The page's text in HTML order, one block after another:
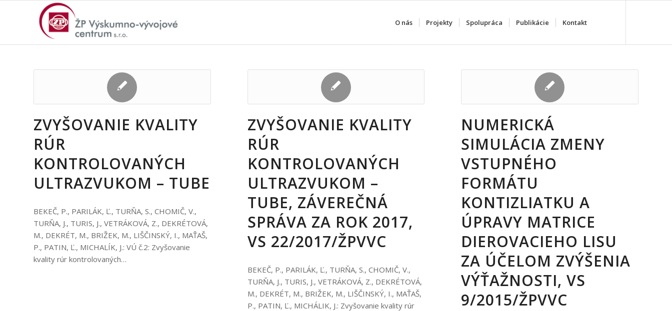
O nás Projekty Spolupráca Publikácie Kontakt
ZVYŠOVANIE KVALITY
RÚR
KONTROLOVANÝCH
ULTRAZVUKOM – TUBE
BEKEČ, P., PARILÁK, Ľ., TURŇA, S., CHOMIČ, V.,
TURŇA, J., TURIS, J., VETRÁKOVÁ, Z., DEKRÉTOVÁ,
M., DEKRÉT, M., BRIŽEK, M., LIŠČINSKÝ, I., MAŤAŠ,
P., PATIN, Ľ., MICHALÍK, J.: VÚ č.2: Zvyšovanie
kvality rúr kontrolovaných…
ZVYŠOVANIE KVALITY
RÚR
KONTROLOVANÝCH
ULTRAZVUKOM –
TUBE, ZÁVEREČNÁ
SPRÁVA ZA ROK 2017,
VS 22/2017/ŽPVVC
BEKEČ, P., PARILÁK, Ľ., TURŇA, S., CHOMIČ, V.,
TURŇA, J., TURIS, J., VETRÁKOVÁ, Z., DEKRÉTOVÁ,
M., DEKRÉT, M., BRIŽEK, M., LIŠČINSKÝ, I., MAŤAŠ,
P., PATIN, Ľ., MICHÁLIK, J.: Zvyšovanie kvality rúr
NUMERICKÁ
SIMULÁCIA ZMENY
VSTUPNÉHO
FORMÁTU
KONTIZLIATKU A
ÚPRAVY MATRICE
DIEROVACIEHO LISU
ZA ÚČELOM ZVÝŠENIA
VÝŤAŽNOSTI, VS
9/2015/ŽPVVC